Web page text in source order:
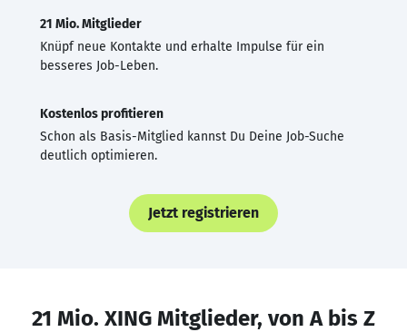
21 Mio. Mitglieder
Knüpf neue Kontakte und erhalte Impulse für ein
besseres Job-Leben.
Kostenlos profitieren
Schon als Basis-Mitglied kannst Du Deine Job-Suche
deutlich optimieren.
Jetzt registrieren
21 Mio. XING Mitglieder, von A bis Z